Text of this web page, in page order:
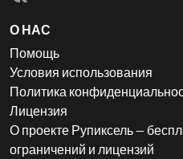
О НАС
Помощь
Условия использования
Политика
Лицензия
О проекте Рупиксель —
ограничений и лицензий